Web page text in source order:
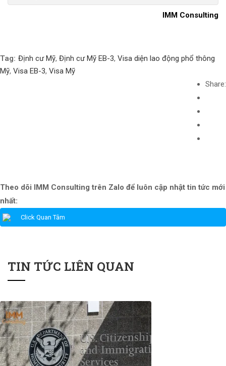
IMM Consulting
Tag: Định cư Mỹ, Định cư Mỹ EB-3, Visa diện lao động phổ thông
Mỹ, Visa EB-3, Visa Mỹ
Share:
Theo dõi IMM Consulting trên Zalo để luôn cập nhật tin tức mới
nhất:
Click Quan Tâm
TIN TỨC LIÊN QUAN